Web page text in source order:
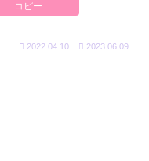
コピー
2022.04.10 2023.06.09